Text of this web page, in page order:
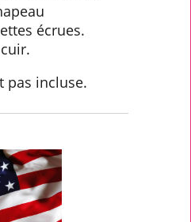
écrues.
pas incluse.